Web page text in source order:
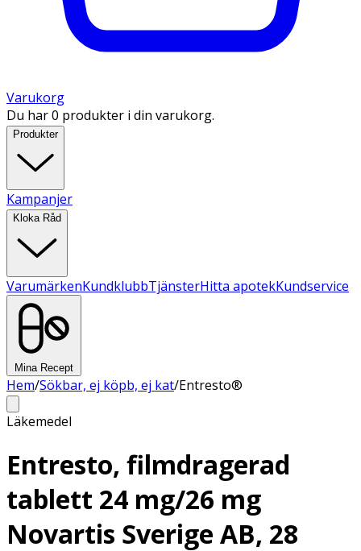
Varukorg
Du har 0 produkter i din varukorg.
Produkter
Kampanjer
Kloka Råd
VarumärkenKundklubbTjänsterHitta apotekKundservice
Mina Recept
Hem/Sökbar, ej köpb, ej kat/Entresto®
Läkemedel
Entresto, filmdragerad
tablett 24 mg/26 mg
Novartis Sverige AB, 28